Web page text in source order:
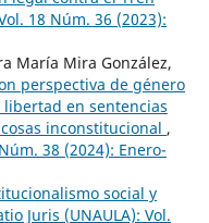
18 Núm. 36 (2023):
María Mira González,
perspectiva de género
en sentencias
inconstitucional ,
38 (2024): Enero-
social y
Juris (UNAULA): Vol.